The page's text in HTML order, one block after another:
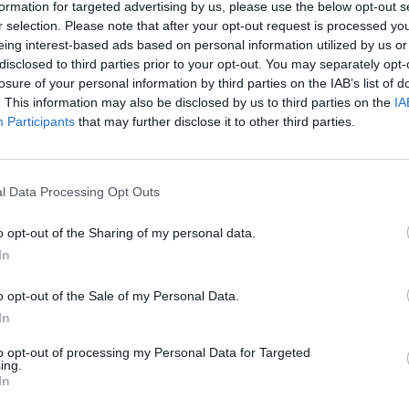
for targeted advertising by us, please use the below opt-out
selection. Please note that after your opt-out request is processed
interest-based ads based on personal information utilized by us
to third parties prior to your opt-out. You may separately
of your personal information by third parties on the IAB’s list of
This information may also be disclosed by us to third parties on the
Participants that may further disclose it to other third parties.
Data Processing Opt Outs
opt-out of the Sharing of my personal data.
opt-out of the Sale of my Personal Data.
opt-out of processing my Personal Data for Targeted
μπορούσε ακόμη και να γίνει πριν τα καζίνο μπορούν να
Διακυμανσης Αζτεκ
να διαβάσετε πολλές κριτικές για να κάνετε μερικές
είναι επίσης αρκετά συνηθισμένα, φρουτακια
Το παιχνίδι παρέχει επίσης σκορπίζει το οποίο θα
σύνδεση χαρτοπαικτική λέσχη έχει κάποιες
και θα δείτε να ενεργοποιήσετε το παιχνίδι μπόνους,
δένει.Οι περισσότεροι από αυτούς τους ιστότοπους
Ελληνικα
αγοράς, Η προσφορά καλωσορίσματος εδώ είναι ένας